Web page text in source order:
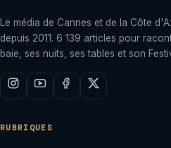
Le média de Cannes et de la Côte
depuis 2011. 6 139 articles pour
baie, ses nuits, ses tables et son
RUBRIQUES